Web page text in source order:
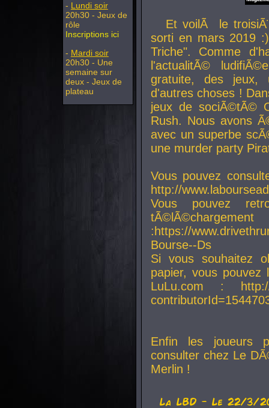
- Lundi soir
20h30 - Jeux de
rôle
Inscriptions ici
- Mardi soir
20h30 - Une
semaine sur
deux - Jeux de
plateau
Et voilÃ le
sorti en mars 2019
Triche". Comme
l'actualitÃ©
gratuite, des jeux,
d'autres choses !
jeux de sociÃ©tÃ©
Rush. Nous avons
avec un superbe
une murder party
Vous pouvez
http://
Vous pouvez
:https://
Bourse--Ds
Si vous souhaitez
papier, vous
LuLu.com : http://
Enfin les joueurs
consulter chez Le
Merlin !
La LBD - Le 22/3/